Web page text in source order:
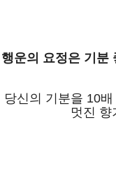
행운의 요정은 기분
당신의 기분을 10
멋진 향